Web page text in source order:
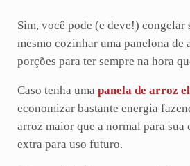
Sim, você pode (e deve!) congelar
mesmo cozinhar uma panelona de
porções para ter sempre na hora
Caso tenha uma panela de arroz
economizar bastante energia
arroz maior que a normal para sua
extra para uso futuro.